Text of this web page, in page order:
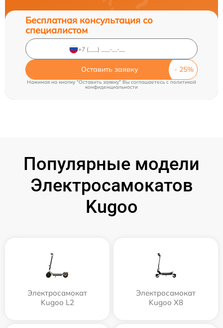
Бесплатная консультация со
специалистом
Оставить заявку
Нажимая на кнопку "Оставить заявку" Вы соглашаетесь cполитикой
конфиденциальности
Популярные модели
Электросамокатов
Kugoo
Электросамокат
Kugoo L2
Электросамокат
Kugoo X8